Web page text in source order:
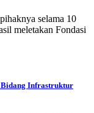
selama 10
meletakan Fondasi
Bidang Infrastruktur